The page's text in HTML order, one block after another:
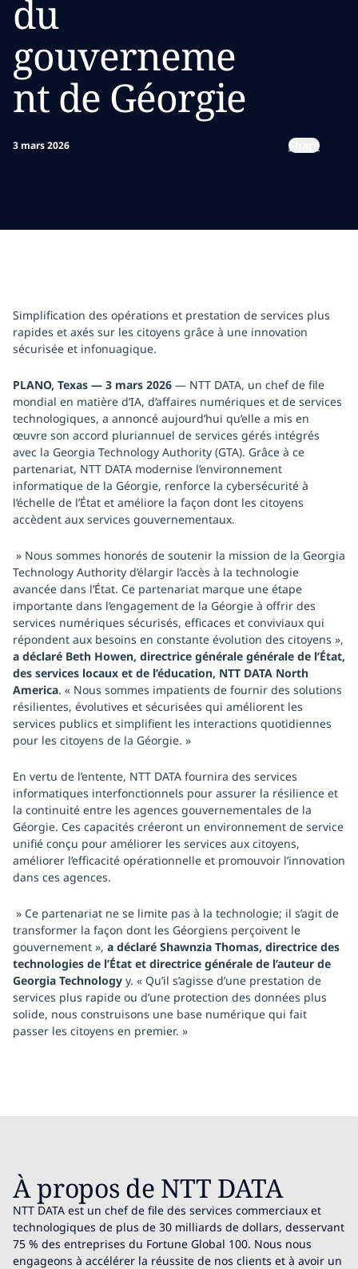
du
gouverneme
nt de Géorgie
3 mars 2026 Share
Simplification des opérations et prestation de services plus
rapides et axés sur les citoyens grâce à une innovation
sécurisée et infonuagique.
PLANO, Texas — 3 mars 2026 — NTT DATA, un chef de file
mondial en matière d’IA, d’affaires numériques et de services
technologiques, a annoncé aujourd’hui qu’elle a mis en
œuvre son accord pluriannuel de services gérés intégrés
avec la Georgia Technology Authority (GTA). Grâce à ce
partenariat, NTT DATA modernise l’environnement
informatique de la Géorgie, renforce la cybersécurité à
l’échelle de l’État et améliore la façon dont les citoyens
accèdent aux services gouvernementaux.
» Nous sommes honorés de soutenir la mission de la Georgia
Technology Authority d’élargir l’accès à la technologie
avancée dans l’État. Ce partenariat marque une étape
importante dans l’engagement de la Géorgie à offrir des
services numériques sécurisés, efficaces et conviviaux qui
répondent aux besoins en constante évolution des citoyens »,
a déclaré Beth Howen, directrice générale générale de l’État,
des services locaux et de l’éducation, NTT DATA North
America. « Nous sommes impatients de fournir des solutions
résilientes, évolutives et sécurisées qui améliorent les
services publics et simplifient les interactions quotidiennes
pour les citoyens de la Géorgie. »
En vertu de l’entente, NTT DATA fournira des services
informatiques interfonctionnels pour assurer la résilience et
la continuité entre les agences gouvernementales de la
Géorgie. Ces capacités créeront un environnement de service
unifié conçu pour améliorer les services aux citoyens,
améliorer l’efficacité opérationnelle et promouvoir l’innovation
dans ces agences.
» Ce partenariat ne se limite pas à la technologie; il s’agit de
transformer la façon dont les Géorgiens perçoivent le
gouvernement », a déclaré Shawnzia Thomas, directrice des
technologies de l’État et directrice générale de l’auteur de
Georgia Technology y. « Qu’il s’agisse d’une prestation de
services plus rapide ou d’une protection des données plus
solide, nous construisons une base numérique qui fait
passer les citoyens en premier. »
À propos de NTT DATA
NTT DATA est un chef de file des services commerciaux et
technologiques de plus de 30 milliards de dollars, desservant
75 % des entreprises du Fortune Global 100. Nous nous
engageons à accélérer la réussite de nos clients et à avoir un